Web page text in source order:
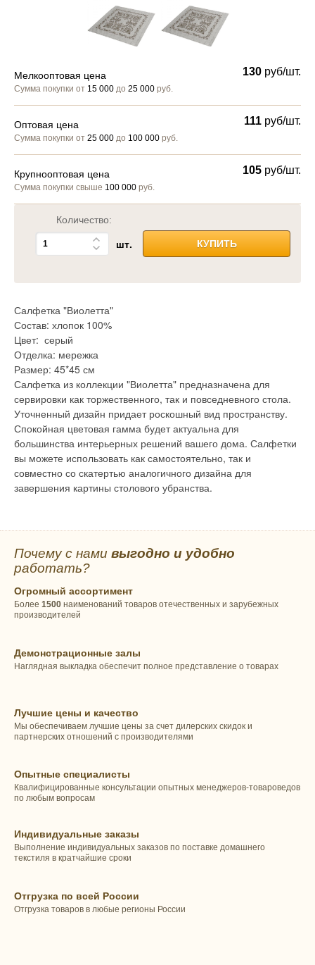
Мелкооптовая цена
Сумма покупки от 15 000 до 25 000 руб.
130 руб/шт.
Оптовая цена
Сумма покупки от 25 000 до 100 000 руб.
111 руб/шт.
Крупнооптовая цена
Сумма покупки свыше 100 000 руб.
105 руб/шт.
Количество:
шт. КУПИТЬ
Салфетка "Виолетта"
Состав: хлопок 100%
Цвет: серый
Отделка: мережка
Размер: 45*45 см
Салфетка из коллекции "Виолетта" предназначена для
сервировки как торжественного, так и повседневного стола.
Уточненный дизайн придает роскошный вид пространству.
Спокойная цветовая гамма будет актуальна для
большинства интерьерных решений вашего дома. Салфетки
вы можете использовать как самостоятельно, так и
совместно со скатертью аналогичного дизайна для
завершения картины столового убранства.
Почему с нами выгодно и удобно
работать?
Огромный ассортимент
Более 1500 наименований товаров отечественных и зарубежных
производителей
Демонстрационные залы
Наглядная выкладка обеспечит полное представление о товарах
Лучшие цены и качество
Мы обеспечиваем лучшие цены за счет дилерских скидок и
партнерских отношений с производителями
Опытные специалисты
Квалифицированные консультации опытных менеджеров-товароведов
по любым вопросам
Индивидуальные заказы
Выполнение индивидуальных заказов по поставке домашнего
текстиля в кратчайшие сроки
Отгрузка по всей России
Отгрузка товаров в любые регионы России